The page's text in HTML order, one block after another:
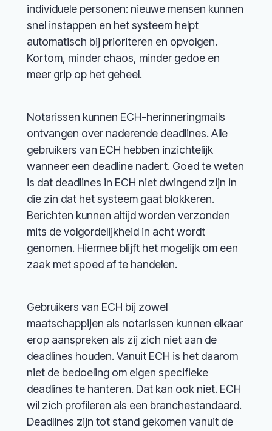
individuele personen: nieuwe mensen kunnen
snel instappen en het systeem helpt
automatisch bij prioriteren en opvolgen.
Kortom, minder chaos, minder gedoe en
meer grip op het geheel.
Notarissen kunnen ECH-herinneringmails
ontvangen over naderende deadlines. Alle
gebruikers van ECH hebben inzichtelijk
wanneer een deadline nadert. Goed te weten
is dat deadlines in ECH niet dwingend zijn in
die zin dat het systeem gaat blokkeren.
Berichten kunnen altijd worden verzonden
mits de volgordelijkheid in acht wordt
genomen. Hiermee blijft het mogelijk om een
zaak met spoed af te handelen.
Gebruikers van ECH bij zowel
maatschappijen als notarissen kunnen elkaar
erop aanspreken als zij zich niet aan de
deadlines houden. Vanuit ECH is het daarom
niet de bedoeling om eigen specifieke
deadlines te hanteren. Dat kan ook niet. ECH
wil zich profileren als een branchestandaard.
Deadlines zijn tot stand gekomen vanuit de